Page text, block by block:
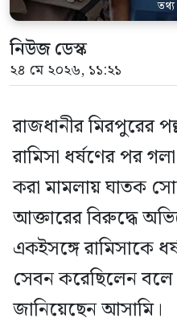
তথ্য
নিউজ ডেস্ক
২৪ মে ২০২৬, ১১:২১
রাজধানীর মিরপুরের
রামিসা ধর্ষণের পর
করা মামলায় ঘাতক
আক্তারের বিরুদ্ধে
একইসঙ্গে রামিসাকে
সেবন করেছিলেন বলে
জানিয়েছেন আসামি।